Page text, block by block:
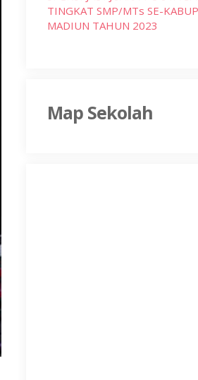
TINGKAT SMP/MTs SE-
MADIUN TAHUN 2023
Map Sekolah